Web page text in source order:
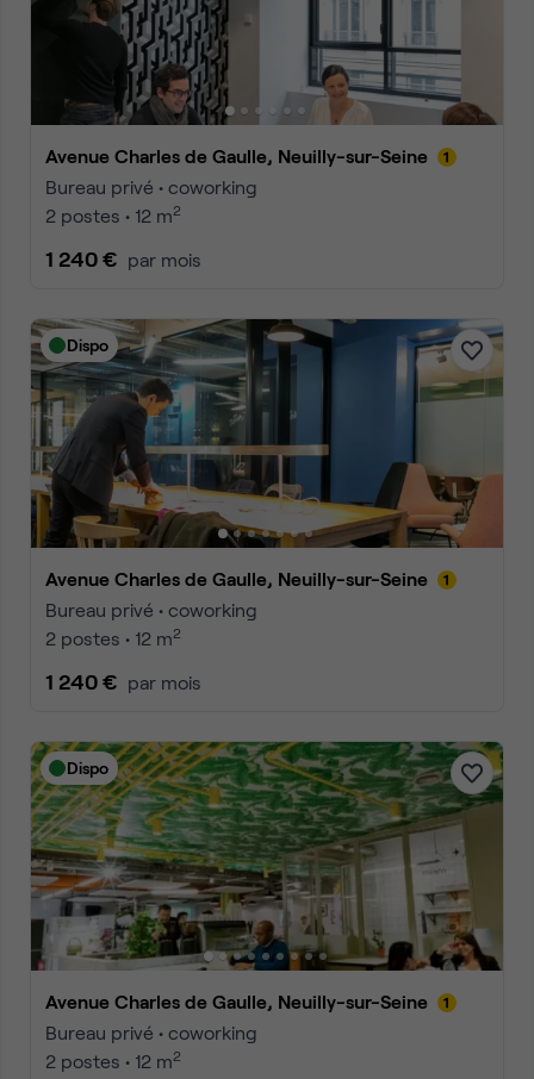
Avenue Charles de Gaulle, Neuilly-sur-Seine
Bureau privé • coworking
2 postes • 12 m2
1 240 € par mois
Dispo
Avenue Charles de Gaulle, Neuilly-sur-Seine
Bureau privé • coworking
2 postes • 12 m2
1 240 € par mois
Dispo
Avenue Charles de Gaulle, Neuilly-sur-Seine
Bureau privé • coworking
2 postes • 12 m2